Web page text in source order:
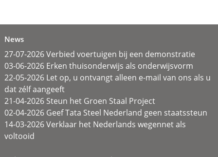
News
27-07-2026 Verbied voertuigen bij een demonstratie
03-06-2026 Erken thuisonderwijs als onderwijsvorm
22-05-2026 Let op, u ontvangt alleen e-mail van ons als u
dat zélf aangeeft
21-04-2026 Steun het Groen Staal Project
02-04-2026 Geef Tata Steel Nederland geen staatssteun
14-03-2026 Verklaar het Nederlands wegennet als
voltooid